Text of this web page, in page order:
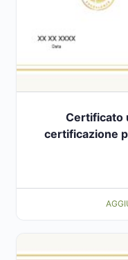
Certificato
certificazione